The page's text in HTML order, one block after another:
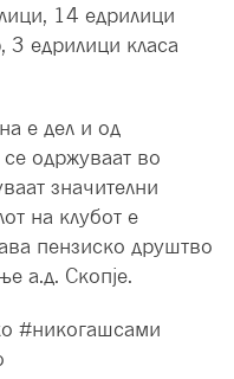
14 едрилици
3 едрилици класа
е дел и од
одржуваат во
значителни
на клубот е
пензиско друштво
а.д. Скопје.
#никогашсами